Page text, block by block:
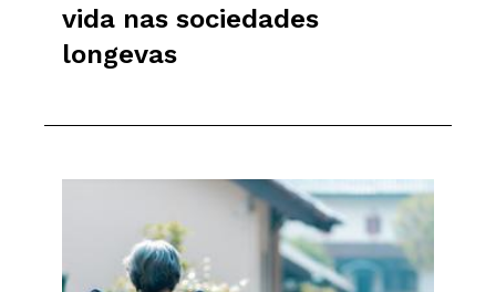
vida nas sociedades
longevas